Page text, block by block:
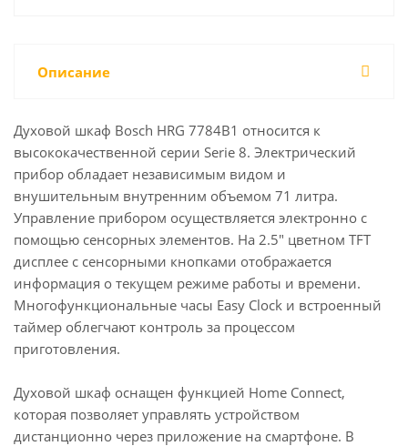
Описание
Духовой шкаф Bosch HRG 7784B1 относится к
высококачественной серии Serie 8. Электрический
прибор обладает независимым видом и
внушительным внутренним объемом 71 литра.
Управление прибором осуществляется электронно с
помощью сенсорных элементов. На 2.5″ цветном TFT
дисплее с сенсорными кнопками отображается
информация о текущем режиме работы и времени.
Многофункциональные часы Easy Clock и встроенный
таймер облегчают контроль за процессом
приготовления.
Духовой шкаф оснащен функцией Home Connect,
которая позволяет управлять устройством
дистанционно через приложение на смартфоне. В